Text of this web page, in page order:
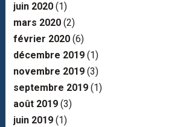
juin 2020(1)
mars 2020(2)
février 2020(6)
décembre 2019(1)
novembre 2019(3)
septembre 2019(1)
août 2019(3)
juin 2019(1)